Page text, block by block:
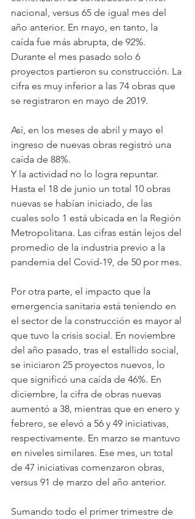
nacional, versus 65 de igual mes del
año anterior. En mayo, en tanto, la
caída fue más abrupta, de 92%.
Durante el mes pasado solo 6
proyectos partieron su construcción. La
cifra es muy inferior a las 74 obras que
se registraron en mayo de 2019.
Así, en los meses de abril y mayo el
ingreso de nuevas obras registró una
caída de 88%.
Y la actividad no lo logra repuntar.
Hasta el 18 de junio un total 10 obras
nuevas se habían iniciado, de las
cuales solo 1 está ubicada en la Región
Metropolitana. Las cifras están lejos del
promedio de la industria previo a la
pandemia del Covid-19, de 50 por mes.
Por otra parte, el impacto que la
emergencia sanitaria está teniendo en
el sector de la construcción es mayor al
que tuvo la crisis social. En noviembre
del año pasado, tras el estallido social,
se iniciaron 25 proyectos nuevos, lo
que significó una caída de 46%. En
diciembre, la cifra de obras nuevas
aumentó a 38, mientras que en enero y
febrero, se elevó a 56 y 49 iniciativas,
respectivamente. En marzo se mantuvo
en niveles similares. Ese mes, un total
de 47 iniciativas comenzaron obras,
versus 91 de marzo del año anterior.
Sumando todo el primer trimestre de